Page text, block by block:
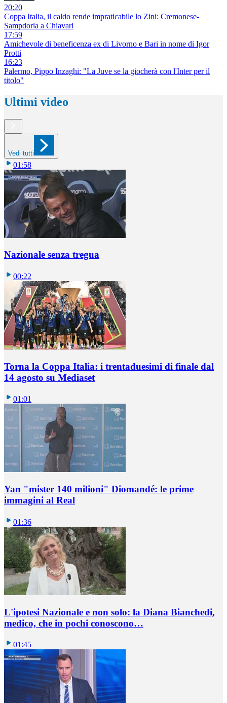
20:20
Coppa Italia, il caldo rende impraticabile lo Zini: Cremonese-
Sampdoria a Chiavari
17:59
Amichevole di beneficenza ex di Livorno e Bari in nome di Igor
Protti
16:23
Palermo, Pippo Inzaghi: "La Juve se la giocherà con l'Inter per il
titolo"
Ultimi video
Vedi tutti
01:58
Nazionale senza tregua
00:22
Torna la Coppa Italia: i trentaduesimi di finale dal
14 agosto su Mediaset
01:01
Yan "mister 140 milioni" Diomandé: le prime
immagini al Real
01:36
L'ipotesi Nazionale e non solo: la Diana Bianchedi,
medico, che in pochi conoscono…
01:45